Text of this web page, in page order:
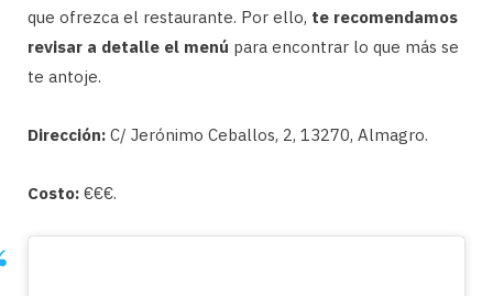
que ofrezca el restaurante. Por ello, te recomendamos
revisar a detalle el menú para encontrar lo que más se
te antoje.
Dirección: C/ Jerónimo Ceballos, 2, 13270, Almagro.
Costo: €€€.